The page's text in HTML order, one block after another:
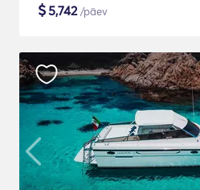
$5,742/päev